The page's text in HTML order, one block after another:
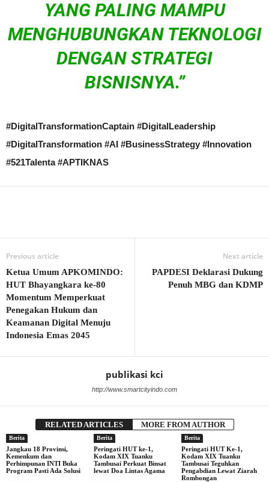
YANG PALING MAMPU
MENGHUBUNGKAN TEKNOLOGI
DENGAN STRATEGI
BISNISNYA.”
#DigitalTransformationCaptain #DigitalLeadership
#DigitalTransformation #AI #BusinessStrategy #Innovation
#521Talenta #APTIKNAS
Previous article
Ketua Umum APKOMINDO:
HUT Bhayangkara ke-80
Momentum Memperkuat
Penegakan Hukum dan
Keamanan Digital Menuju
Indonesia Emas 2045
Next article
PAPDESI Deklarasi Dukung
Penuh MBG dan KDMP
publikasi kci
http://www.smartcityindo.com
RELATED ARTICLES MORE FROM AUTHOR
Berita
Jangkau 18 Provinsi,
Kemenkum dan
Perhimpunan INTI Buka
Program Pasti Ada Solusi
Berita
Peringati HUT ke-1,
Kodam XIX Tuanku
Tambusai Perkuat Binsat
lewat Doa Lintas Agama
Berita
Peringati HUT Ke-1,
Kodam XIX Tuanku
Tambusai Teguhkan
Pengabdian Lewat Ziarah
Rombongan